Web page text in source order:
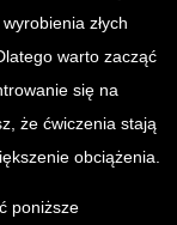
złych
warto zacząć
się na
że ćwiczenia stają
obciążenia.
poniższe